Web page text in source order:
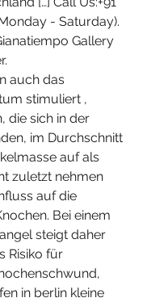
- Saturday).
Gallery
auch das
stimuliert ,
die sich in der
im Durchschnitt
auf als
zuletzt nehmen
auf die
Bei einem
steigt daher
Risiko für
in berlin kleine